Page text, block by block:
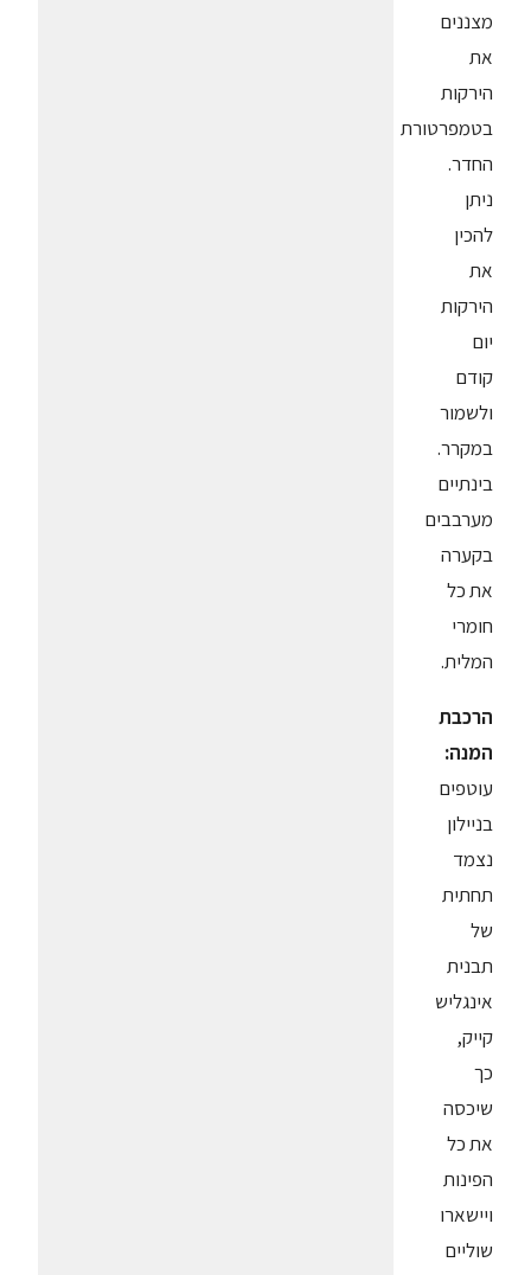
מצננים
את
הירקות
בטמפרטורת
החדר.
ניתן
להכין
את
הירקות
יום
קודם
ולשמור
במקרר.
בינתיים
מערבבים
בקערה
את כל
חומרי
המלית.
הרכבת
המנה:
עוטפים
בניילון
נצמד
תחתית
של
תבנית
אינגליש
קייק,
כך
שיכסה
את כל
הפינות
ויישארו
שוליים